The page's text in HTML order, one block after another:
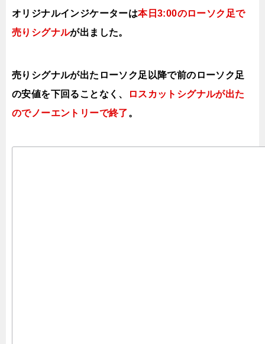
オリジナルインジケーターは本日3:00のローソク足で
売りシグナルが出ました。
売りシグナルが出たローソク足以降で前のローソク足
の安値を下回ることなく、
ロスカットシグナルが出た
のでノーエントリーで終了。